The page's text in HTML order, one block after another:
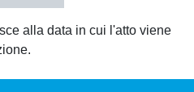
alla data in cui l'atto viene